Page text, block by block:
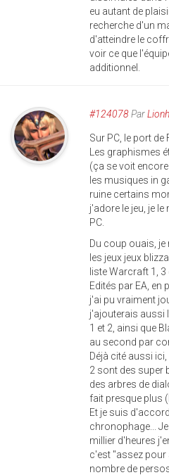
eu autant de
recherche d'un
d'atteindre le
voir ce que
additionnel.
#124078Par
Sur PC, le port de
Les graphismes
(ça se voit
les musiques in
ruine certains
j'adore le jeu, je
PC.
Du coup ouais, je
les jeux jeux
liste Warcraft 1, 3
Edités par EA, en
j'ai pu vraiment
j'ajouterais aussi
1 et 2, ainsi que
au second par
Déjà cité aussi
2 sont des super
des arbres de
fait presque plus
Et je suis
chronophage...
millier d'heures
c'est "assez pour
nombre de